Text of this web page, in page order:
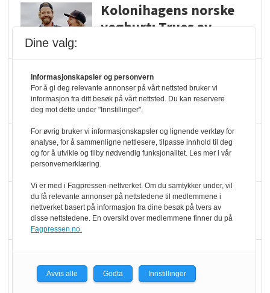
Kolonihagens norske
yoghurt: Trues av
Marit Kolby vant
Økologisk Norge sin
hederspris
Blir enklere å velge
økologisk i butikkhylla
Kolonihagen sliter
med å få tak i nok melk
er klare! Er markedet
Dine valg:
Informasjonskapsler og personvern
For å gi deg relevante annonser på vårt nettsted bruker vi
informasjon fra ditt besøk på vårt nettsted. Du kan reservere
deg mot dette under "Innstillinger".
For øvrig bruker vi informasjonskapsler og lignende verktøy for
analyse, for å sammenligne nettlesere, tilpasse innhold til deg
og for å utvikle og tilby nødvendig funksjonalitet. Les mer i vår
personvernerklæring.
Vi er med i Fagpressen-nettverket. Om du samtykker under, vil
du få relevante annonser på nettstedene til medlemmene i
nettverket basert på informasjon fra dine besøk på tvers av
disse nettstedene. En oversikt over medlemmene finner du på
Fagpressen.no.
Avvis alle Godta Innstillinger